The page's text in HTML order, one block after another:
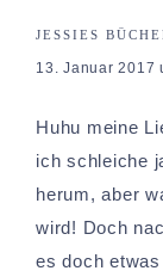
JESSIES
13. Januar 2017
Huhu meine
ich schleiche
herum, aber
wird! Doch
es doch